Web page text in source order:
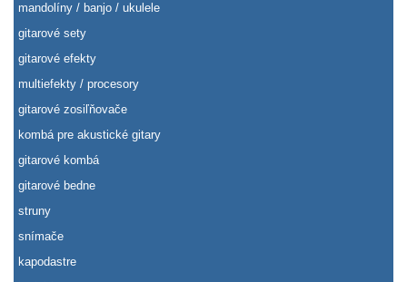
mandolíny / banjo / ukulele
gitarové sety
gitarové efekty
multiefekty / procesory
gitarové zosiľňovače
kombá pre akustické gitary
gitarové kombá
gitarové bedne
struny
snímače
kapodastre